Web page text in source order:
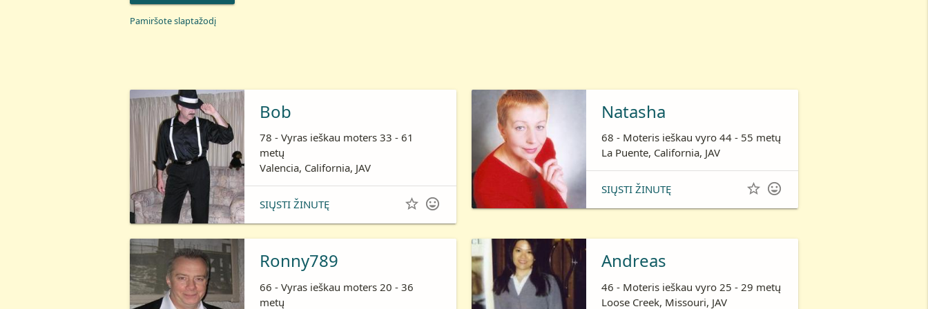
Pamiršote slaptažodį
Bob
78 - Vyras ieškau moters 33 - 61
metų
Valencia, California, JAV
SIŲSTI ŽINUTĘ  
Natasha
68 - Moteris ieškau vyro 44 - 55 metų
La Puente, California, JAV
SIŲSTI ŽINUTĘ  
Ronny789
66 - Vyras ieškau moters 20 - 36
metų
Andreas
46 - Moteris ieškau vyro 25 - 29 metų
Loose Creek, Missouri, JAV